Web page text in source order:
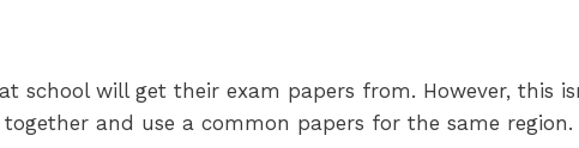
school will get their exam papers from. However, this
and use a common papers for the same region.